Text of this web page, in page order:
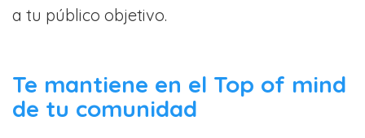
a tu público objetivo.
Te mantiene en el Top of mind
de tu comunidad